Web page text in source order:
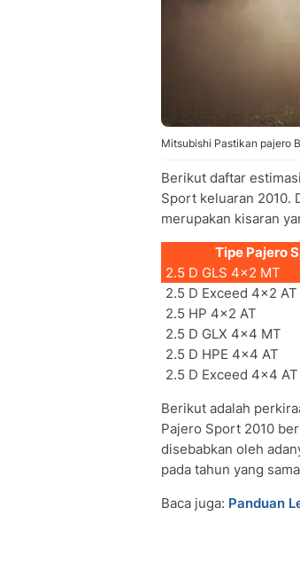
Mitsubishi Pastikan pajero
Berikut daftar
Sport keluaran 2010.
merupakan kisaran
Tipe Pajero
2.5 D GLS 4x2 MT
2.5 D Exceed 4x2 AT
2.5 HP 4x2 AT
2.5 D GLX 4x4 MT
2.5 D HPE 4x4 AT
2.5 D Exceed 4x4 AT
Berikut adalah
Pajero Sport 2010
disebabkan oleh
pada tahun yang
Baca juga: Panduan